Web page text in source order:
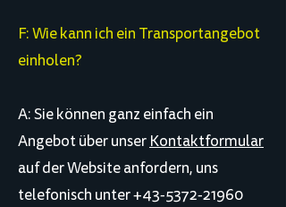
F: Wie kann ich ein Transportangebot
einholen?
A: Sie können ganz einfach ein
Angebot über unserKontaktformular
auf der Website anfordern, uns
telefonisch unter +43-5372-21960